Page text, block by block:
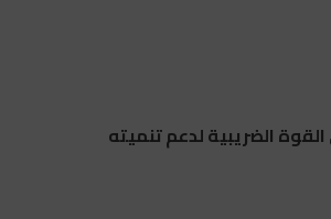
الضريبية لدعم تنميته